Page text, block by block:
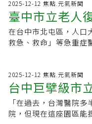
險。王宇澄提醒，由於
氣、容易疲勞等症狀表
眾，更是高危險群。他
勞處理，應盡速就醫評
若已置放支架，則需嚴
查。對此，遭指控的診
感關切與不捨，事發後
後續將配合相關單位釐
無法對外說明。
及生命。豐原醫院副院
周邊佈滿重要大腦動脈
術難度在於必須精準
離，哪些則深入腫瘤內
部缺血甚至中風，但若
行選擇性動脈栓塞，利
其血流，使腫瘤在手術
力，減少術中出血量
術的安全性與精準度，
2025-12-12 焦點.元氣新聞
臺中市立老人
一」於同一院
在台中市北屯區，人口
救急、救命」等急重症
療服務，臺中市立老人
「全台灣高齡AI醫療的
合醫院由台中市政府委
園區占地4.88公頃，
行政暨宿舍大樓等建築
2025-12-12 焦點.元氣新聞
台中巨擘級市
服務一次到位
「在過去，台灣醫院
院，但現在這座園區能